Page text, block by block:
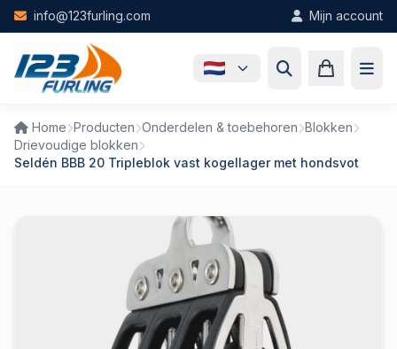
Skip to main content
info@123furling.com Mijn account
Home Producten Onderdelen & toebehoren Blokken
Drievoudige blokken
Seldén BBB 20 Tripleblok vast kogellager met hondsvot